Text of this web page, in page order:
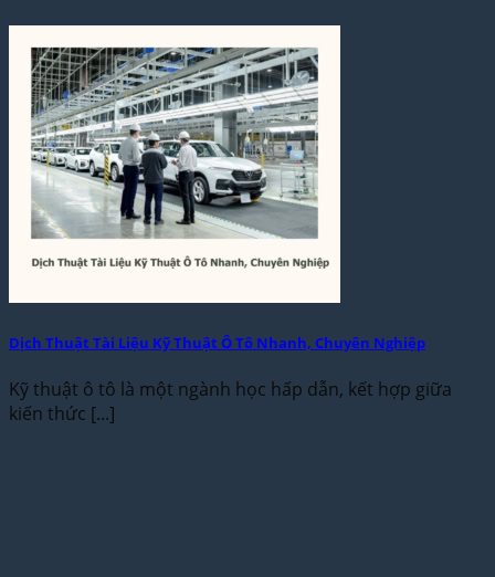
Dịch Thuật Tài Liệu Kỹ Thuật Ô Tô Nhanh, Chuyên Nghiệp
Kỹ thuật ô tô là một ngành học hấp dẫn, kết hợp giữa
kiến thức [...]